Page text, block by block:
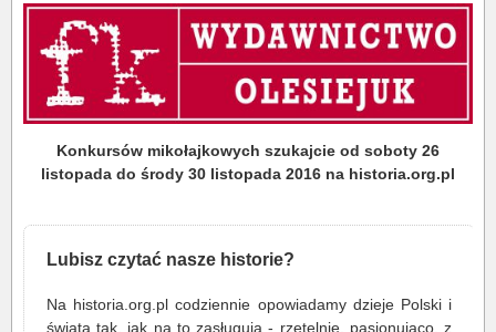
Konkursów mikołajkowych szukajcie od soboty 26
listopada do środy 30 listopada 2016 na historia.org.pl
Lubisz czytać nasze historie?
Na historia.org.pl codziennie opowiadamy dzieje Polski i
świata tak, jak na to zasługują - rzetelnie, pasjonująco, z